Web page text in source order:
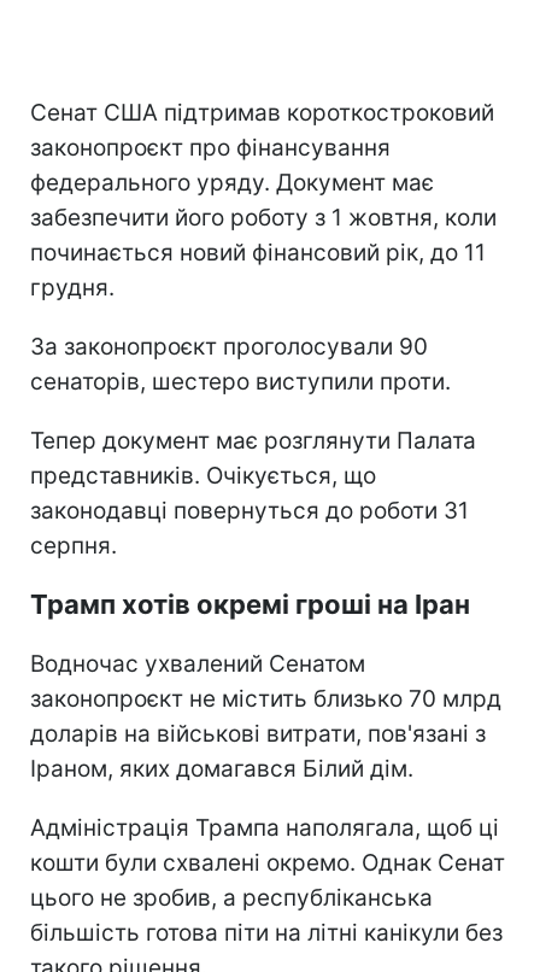
Сенат США підтримав короткостроковий
законопроєкт про фінансування
федерального уряду. Документ має
забезпечити його роботу з 1 жовтня, коли
починається новий фінансовий рік, до 11
грудня.
За законопроєкт проголосували 90
сенаторів, шестеро виступили проти.
Тепер документ має розглянути Палата
представників. Очікується, що
законодавці повернуться до роботи 31
серпня.
Трамп хотів окремі гроші на Іран
Водночас ухвалений Сенатом
законопроєкт не містить близько 70 млрд
доларів на військові витрати, пов'язані з
Іраном, яких домагався Білий дім.
Адміністрація Трампа наполягала, щоб ці
кошти були схвалені окремо. Однак Сенат
цього не зробив, а республіканська
більшість готова піти на літні канікули без